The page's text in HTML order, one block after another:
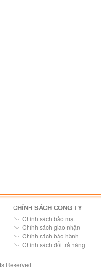
CHÍNH SÁCH CÔNG TY
Chính sách bảo mật
Chính sách giao nhận
Chính sách bảo hành
Chính sách đổi trả hàng
Reserved